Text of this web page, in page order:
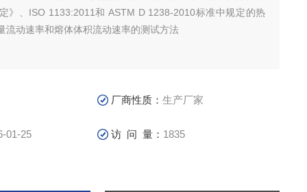
》、ISO 1133:2011和 ASTM D 1238-2010标准中规定的热
流动速率和熔体体积流动速率的测试方法
厂商性质：生产厂家
01-25 访 问 量： 1835